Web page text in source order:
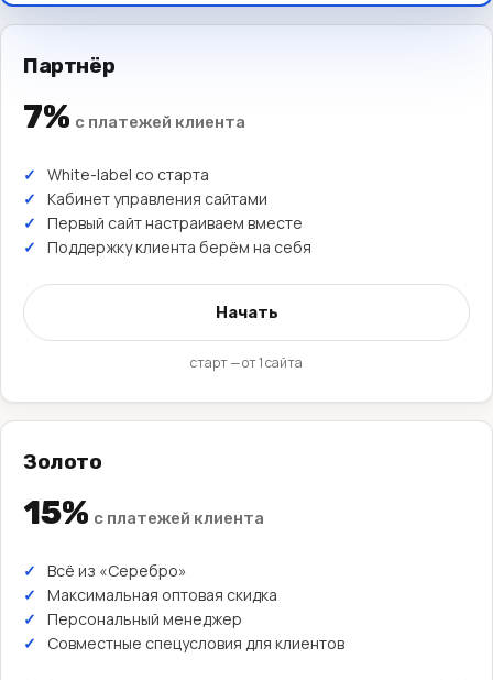
Партнёр
7% с платежей клиента
White-label со старта
Кабинет управления сайтами
Первый сайт настраиваем вместе
Поддержку клиента берём на себя
Начать
старт — от 1 сайта
Золото
15% с платежей клиента
Всё из «Серебро»
Максимальная оптовая скидка
Персональный менеджер
Совместные спецусловия для клиентов